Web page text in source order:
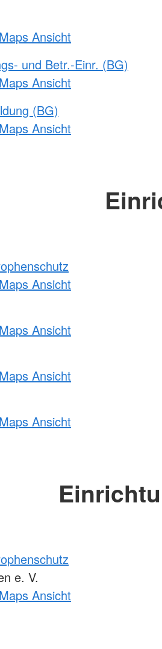
Ansicht
und Betr.-Einr. (BG)
Ansicht
(BG)
Ansicht
Ansicht
Ansicht
Ansicht
Ansicht
e. V.
Ansicht